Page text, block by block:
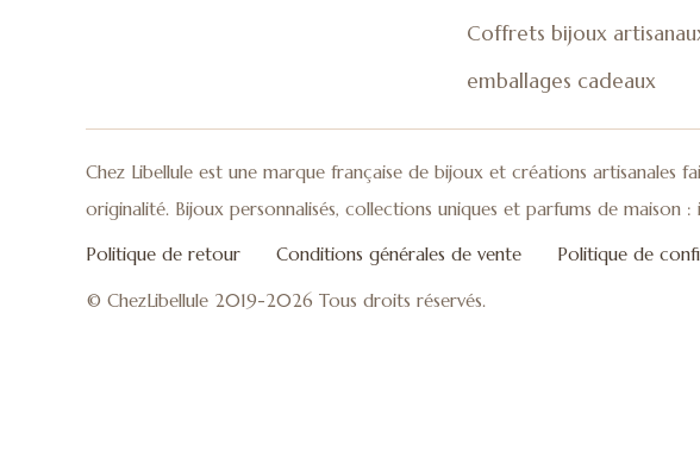
Coffrets bijoux
emballages cadeaux
Chez Libellule est une marque française de bijoux et créations artisanales
originalité. Bijoux personnalisés, collections uniques et parfums de
Politique de retour
Conditions générales de vente Politique de
© ChezLibellule 2019-2026 Tous droits réservés.